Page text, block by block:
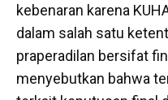
kebenaran karena
dalam salah satu
praperadilan bersifat
menyebutkan bahwa